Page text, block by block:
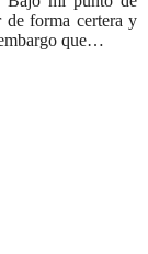
de forma certera y
que…